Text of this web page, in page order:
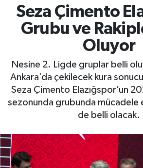
Seza Çimento
Grubu ve
Oluyor
Nesine 2. Ligde gruplar belli
Ankara’da çekilecek kura
Seza Çimento Elazığspor’un
sezonunda grubunda mücadele
de belli olacak.
DÜNYA
EKONOMİ
ELAZIĞ
GÜNDEM
HABERDE İNSAN
Tüm Manşetler
Son Dakika Haberleri
Haber Arşivi